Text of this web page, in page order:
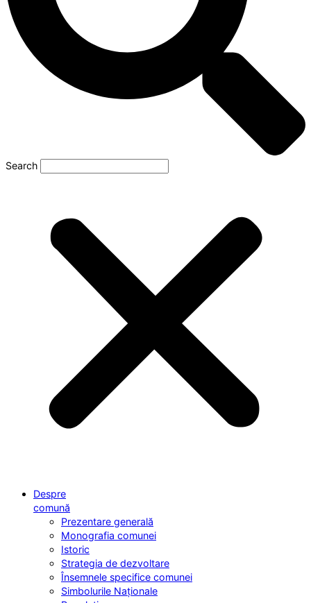
Search
Despre
comună
Prezentare generală
Monografia comunei
Istoric
Strategia de dezvoltare
Însemnele specifice comunei
Simbolurile Naționale